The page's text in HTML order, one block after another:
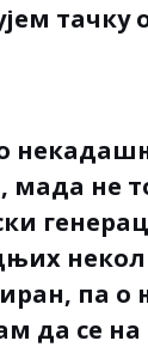
тачку
мада
па
да се